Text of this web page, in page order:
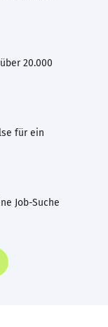
20.000
für ein
Job-Suche